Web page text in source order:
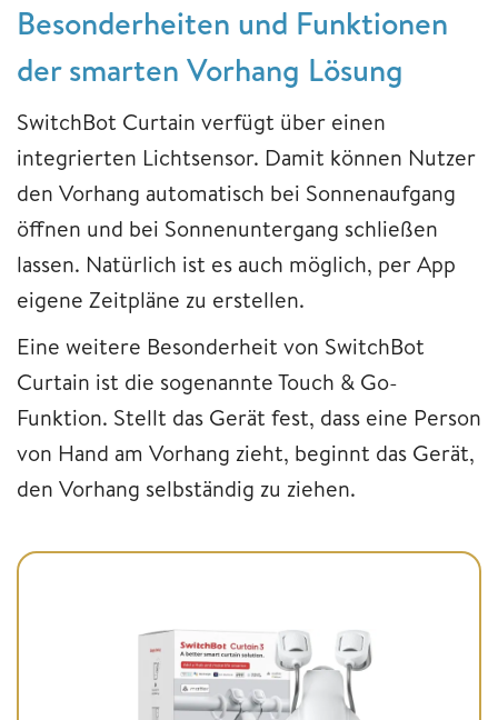
Besonderheiten und Funktionen
der smarten Vorhang Lösung
SwitchBot Curtain verfügt über einen
integrierten Lichtsensor. Damit können Nutzer
den Vorhang automatisch bei Sonnenaufgang
öffnen und bei Sonnenuntergang schließen
lassen. Natürlich ist es auch möglich, per App
eigene Zeitpläne zu erstellen.
Eine weitere Besonderheit von SwitchBot
Curtain ist die sogenannte Touch & Go-
Funktion. Stellt das Gerät fest, dass eine Person
von Hand am Vorhang zieht, beginnt das Gerät,
den Vorhang selbständig zu ziehen.